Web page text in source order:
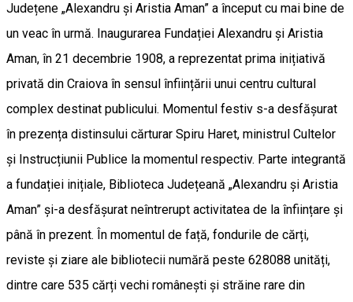
Județene „Alexandru și Aristia Aman” a început cu mai bine de
un veac în urmă. Inaugurarea Fundației Alexandru și Aristia
Aman, în 21 decembrie 1908, a reprezentat prima inițiativă
privată din Craiova în sensul înființării unui centru cultural
complex destinat publicului. Momentul festiv s-a desfășurat
în prezența distinsului cărturar Spiru Haret, ministrul Cultelor
și Instrucțiunii Publice la momentul respectiv. Parte integrantă
a fundației inițiale, Biblioteca Județeană „Alexandru și Aristia
Aman” și-a desfășurat neîntrerupt activitatea de la înființare și
până în prezent. În momentul de față, fondurile de cărți,
reviste și ziare ale bibliotecii numără peste 628088 unități,
dintre care 535 cărți vechi românești și străine rare din